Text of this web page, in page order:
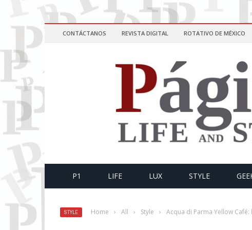
CONTÁCTANOS REVISTA DIGITAL ROTATIVO DE MÉXICO
P1 LIFE LUX STYLE
STYLE Home › All › Style › Acqua di Parma Yellow